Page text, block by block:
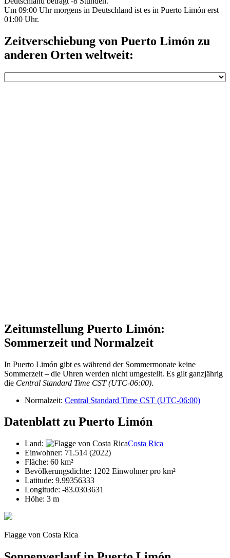
Um 09:00 Uhr morgens in Deutschland ist es in Puerto Limón erst
01:00 Uhr.
Zeitverschiebung von Puerto Limón zu
anderen Orten weltweit:
Zeitumstellung Puerto Limón:
Sommerzeit und Normalzeit
In Puerto Limón gibt es während der Sommermonate keine
Sommerzeit – die Uhren werden nicht umgestellt. Es gilt ganzjährig
die Central Standard Time CST (UTC-06:00).
Normalzeit: Central Standard Time CST (UTC-06:00)
Datenblatt zu Puerto Limón
Land:
Costa Rica
Einwohner: 71.514 (2022)
Fläche: 60 km²
Bevölkerungsdichte: 1202 Einwohner pro km²
Latitude: 9.99356333
Longitude: -83.0303631
Höhe: 3 m
Flagge von Costa Rica